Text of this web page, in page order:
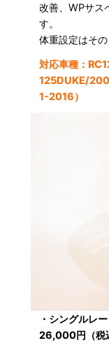
改善、WPサス
す。
体重設定はその
対応車種：
125DUKE/
1-2016）
・シングル
26,000円（税